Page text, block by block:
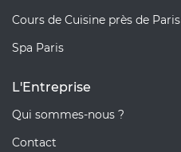
Cours de Cuisine près de Paris
Spa Paris
L'Entreprise
Qui sommes-nous ?
Contact